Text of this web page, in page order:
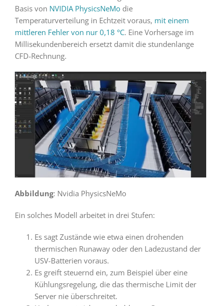
Basis von NVIDIA PhysicsNeModie
Temperaturverteilung in Echtzeit voraus, mit einem
mittleren Fehler von nur 0,18 °C. Eine Vorhersage im
Millisekundenbereich ersetzt damit die stundenlange
CFD-Rechnung.
Abbildung: Nvidia PhysicsNeMo
Ein solches Modell arbeitet in drei Stufen:
Es sagt Zustände wie etwa einen drohenden
thermischen Runaway oder den Ladezustand der
USV-Batterien voraus.
Es greift steuernd ein, zum Beispiel über eine
Kühlungsregelung, die das thermische Limit der
Server nie überschreitet.